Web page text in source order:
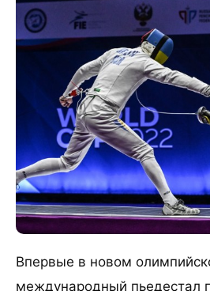
Впервые в новом
международный пьедестал